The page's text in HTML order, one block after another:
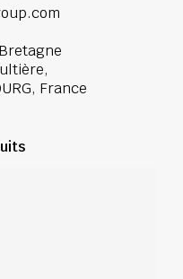
France